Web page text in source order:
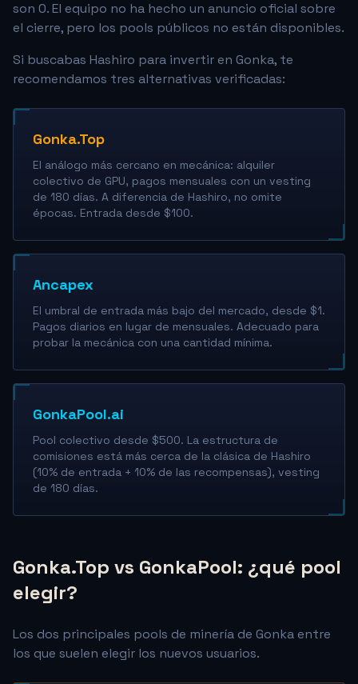
son 0. El equipo no ha hecho un anuncio oficial sobre
el cierre, pero los pools públicos no están disponibles.
Si buscabas Hashiro para invertir en Gonka, te
recomendamos tres alternativas verificadas:
Gonka.Top
El análogo más cercano en mecánica: alquiler
colectivo de GPU, pagos mensuales con un vesting
de 180 días. A diferencia de Hashiro, no omite
épocas. Entrada desde $100.
Ancapex
El umbral de entrada más bajo del mercado, desde $1.
Pagos diarios en lugar de mensuales. Adecuado para
probar la mecánica con una cantidad mínima.
GonkaPool.ai
Pool colectivo desde $500. La estructura de
comisiones está más cerca de la clásica de Hashiro
(10% de entrada + 10% de las recompensas), vesting
de 180 días.
Gonka.Top vs GonkaPool: ¿qué pool
elegir?
Los dos principales pools de minería de Gonka entre
los que suelen elegir los nuevos usuarios.